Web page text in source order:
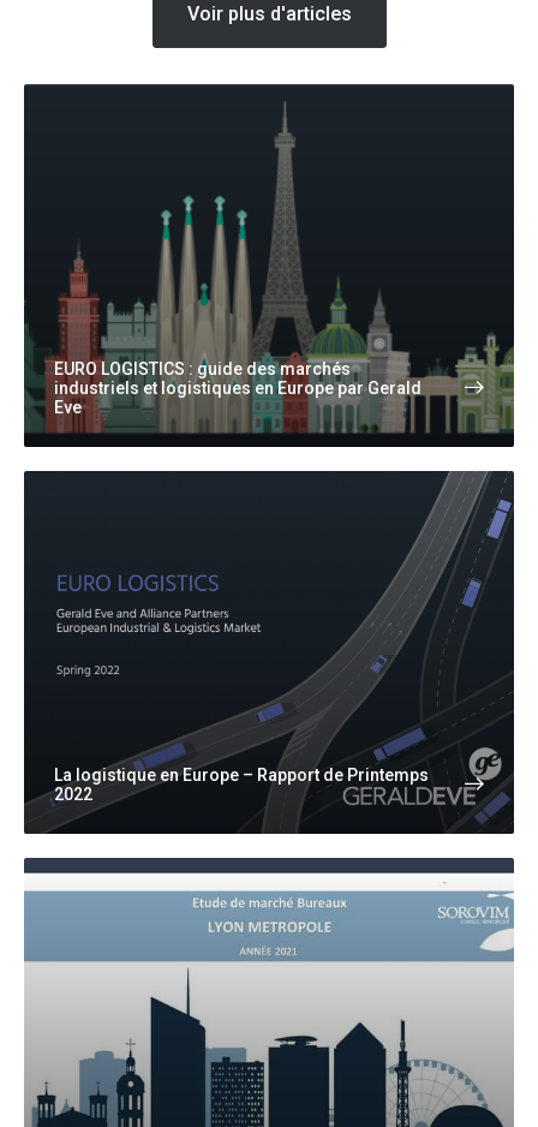
Voir plus d'articles
EURO LOGISTICS : guide des marchés
industriels et logistiques en Europe par Gerald
Eve
La logistique en Europe – Rapport de Printemps
2022